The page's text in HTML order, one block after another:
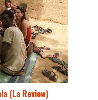
(La Review)